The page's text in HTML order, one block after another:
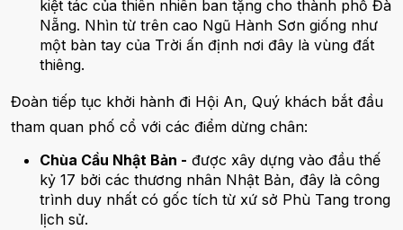
kiệt tác của thiên nhiên ban tặng cho thành phố Đà
Nẵng. Nhìn từ trên cao Ngũ Hành Sơn giống như
một bàn tay của Trời ấn định nơi đây là vùng đất
thiêng.
Đoàn tiếp tục khởi hành đi Hội An, Quý khách bắt đầu
tham quan phố cổ với các điểm dừng chân:
Chùa Cầu Nhật Bản - được xây dựng vào đầu thế
kỷ 17 bởi các thương nhân Nhật Bản, đây là công
trình duy nhất có gốc tích từ xứ sở Phù Tang trong
lịch sử.